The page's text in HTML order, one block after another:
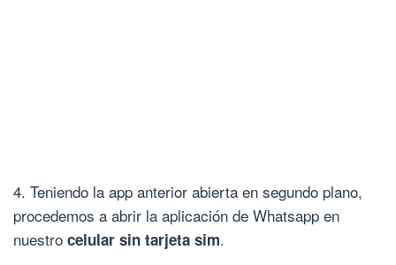
4. Teniendo la app anterior abierta en segundo plano,
procedemos a abrir la aplicación de Whatsapp en
nuestro celular sin tarjeta sim.